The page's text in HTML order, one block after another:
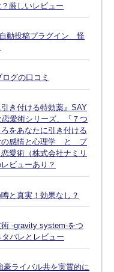
厳しいレビュー
動投稿プラグイン 怪
グの口コミ
き付ける特効薬』SAY
愛術シリーズ、『７つ
をあなたに引き付ける
の感情と心理学 と プ
愛術（株式会社ナミリ
ビューあり？
と真実！効果なし？
-gravity system-をつ
バレとレビュー
豪ライバル共を実質的に